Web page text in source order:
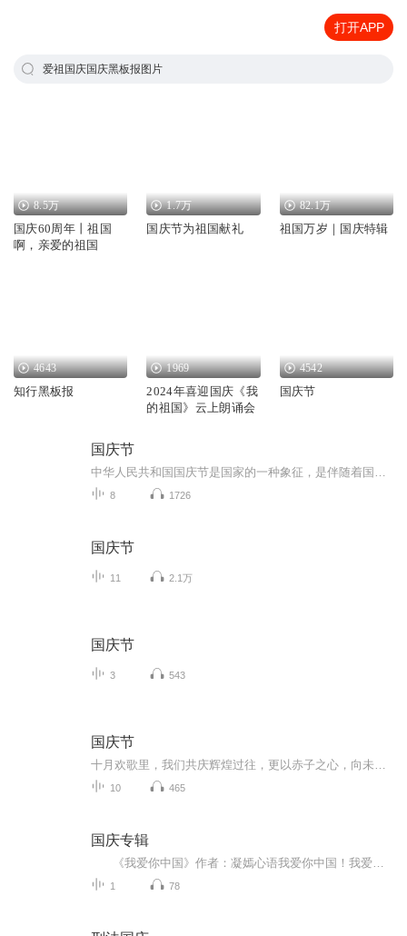
打开APP
爱祖国庆国庆黑板报图片
8.5万
国庆60周年丨祖国
啊，亲爱的祖国
1.7万
国庆节为祖国献礼
82.1万
祖国万岁｜国庆特辑
4643
知行黑板报
1969
2024年喜迎国庆《我
的祖国》云上朗诵会
4542
国庆节
国庆节
8 1726
国庆节
11 2.1万
国庆节
3 543
国庆节
10 465
国庆专辑
1 78